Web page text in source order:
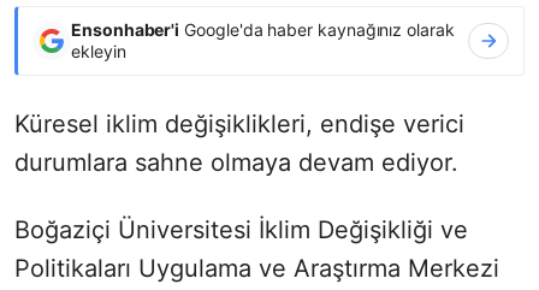
Ensonhaber'i Google'da haber kaynağınız olarak
ekleyin
Küresel iklim değişiklikleri, endişe verici
durumlara sahne olmaya devam ediyor.
Boğaziçi Üniversitesi İklim Değişikliği ve
Politikaları Uygulama ve Araştırma Merkezi